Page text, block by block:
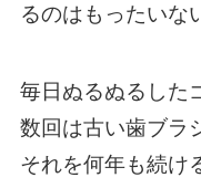
るのはもったいな
毎日ぬるぬるした
数回は古い歯ブ
それを何年も続け